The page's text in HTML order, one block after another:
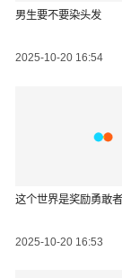
男生要不要染头发
2025-10-20 16:54
这个世界是奖励勇敢
2025-10-20 16:53